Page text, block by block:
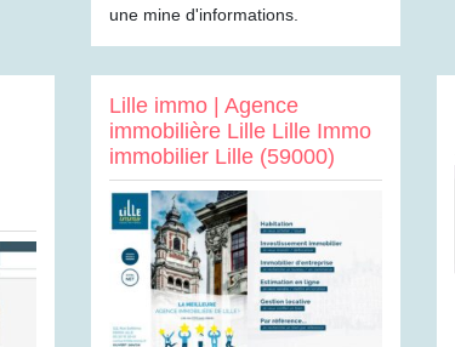
une mine d'informations.
Lille immo | Agence
immobilière Lille Lille Immo
immobilier Lille (59000)